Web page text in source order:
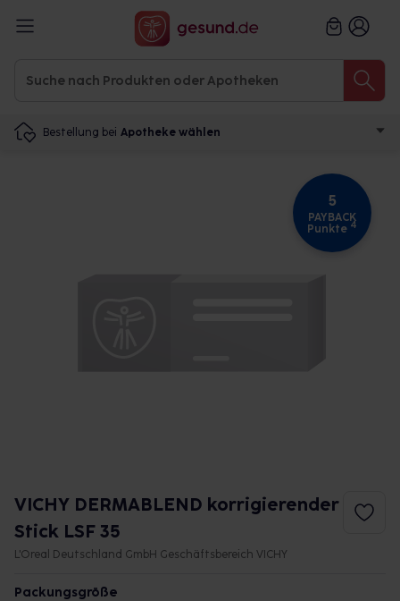
Bestellung bei Apotheke wählen
5
PAYBACK
Punkte 4
VICHY DERMABLEND korrigierender
Stick LSF 35
L'Oreal Deutschland GmbH Geschäftsbereich VICHY
Packungsgröße